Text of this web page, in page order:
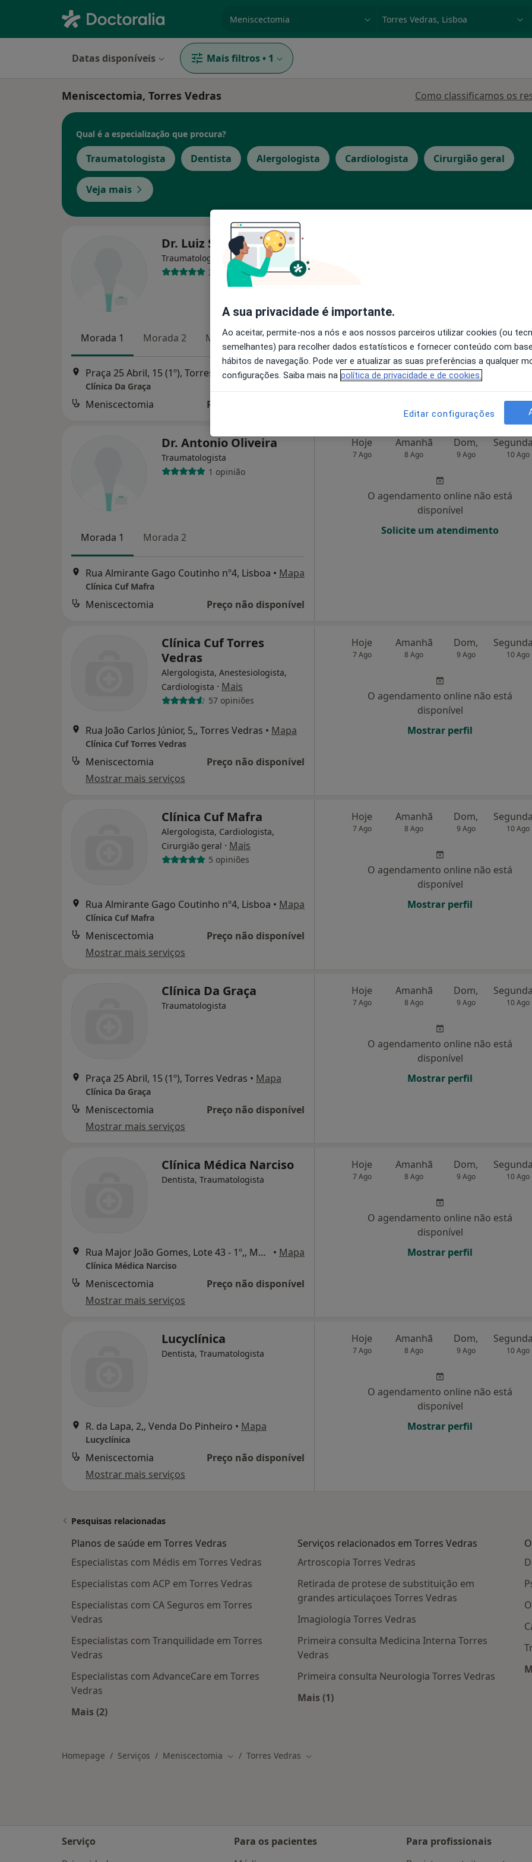
Datas disponíveis Mais filtros • 1
Meniscectomia, Torres Vedras Como classificamos os
Qual é a especialização que procura?
Traumatologista Dentista Alergologista Cardiologista Cirurgião geral
Veja mais
Dr. Luiz Santiago
Traumatologista
3 opiniões
Morada 1 Morada 2 Morada 3 Morada 4 Morada 5
Praça 25 Abril, 15 (1º), Torres Vedras•Mapa
Clínica Da Graça
Meniscectomia Preço não disponível
Solicite um atendimento
Dr. Antonio Oliveira
Traumatologista
1 opinião
Morada 1 Morada 2
Rua Almirante Gago Coutinho nº4, Lisboa • Mapa
Clínica Cuf Mafra
Meniscectomia Preço não disponível
Hoje
7 Ago
Amanhã
8 Ago
Dom,
9 Ago 10 Ago
O agendamento online não está
disponível
Solicite um atendimento
Clínica Cuf Torres
Vedras
Alergologista, Anestesiologista,
Cardiologista · Mais
57 opiniões
Rua João Carlos Júnior, 5,, Torres Vedras • Mapa
Clínica Cuf Torres Vedras
Meniscectomia
Preço não disponível
Mostrar mais serviços
Hoje
7 Ago
Amanhã
8 Ago
Dom,
9 Ago 10 Ago
O agendamento online não está
disponível
Mostrar perfil
Clínica Cuf Mafra
Alergologista, Cardiologista,
Cirurgião geral · Mais
5 opiniões
Rua Almirante Gago Coutinho nº4, Lisboa • Mapa
Clínica Cuf Mafra
Meniscectomia
Preço não disponível
Mostrar mais serviços
Hoje
7 Ago
Amanhã
8 Ago
Dom,
9 Ago 10 Ago
O agendamento online não está
disponível
Mostrar perfil
Clínica Da Graça
Traumatologista
Praça 25 Abril, 15 (1º), Torres Vedras • Mapa
Clínica Da Graça
Meniscectomia
Preço não disponível
Mostrar mais serviços
Hoje
7 Ago
Amanhã
8 Ago
Dom,
9 Ago 10 Ago
O agendamento online não está
disponível
Mostrar perfil
Clínica Médica Narciso
Dentista, Traumatologista
Rua Major João Gomes, Lote 43 - 1º,, Mafra • Mapa
Clínica Médica Narciso
Meniscectomia
Preço não disponível
Mostrar mais serviços
Hoje
7 Ago
Amanhã
8 Ago
Dom,
9 Ago 10 Ago
O agendamento online não está
disponível
Mostrar perfil
Lucyclínica
Dentista, Traumatologista
R. da Lapa, 2,, Venda Do Pinheiro • Mapa
Lucyclínica
Meniscectomia
Preço não disponível
Mostrar mais serviços
Hoje
7 Ago
Amanhã
8 Ago
Dom,
9 Ago 10 Ago
O agendamento online não está
disponível
Mostrar perfil
Pesquisas relacionadas
Planos de saúde em Torres Vedras
Especialistas com Médis em Torres Vedras
Especialistas com ACP em Torres Vedras
Especialistas com CA Seguros em Torres
Vedras
Especialistas com Tranquilidade em Torres
Vedras
Especialistas com AdvanceCare em Torres
Vedras
Mais (2)
Serviços relacionados em Torres Vedras
Artroscopia Torres Vedras
Retirada de protese de substituição em
grandes articulaçoes Torres Vedras
Imagiologia Torres Vedras
Primeira consulta Medicina Interna Torres
Vedras
Primeira consulta Neurologia Torres Vedras
Mais (1)
Homepage Serviços Meniscectomia Mudar de cidade
Torres Vedras Mudar de cidade
Serviço
Para os pacientes
Para profissionais
A sua privacidade é importante.
Ao aceitar, permite-nos a nós e aos nossos parceiros utilizar cookies (ou
semelhantes) para recolher dados estatísticos e fornecer conteúdo com
hábitos de navegação. Pode ver e atualizar as suas preferências a qualquer
configurações. Saiba mais na política de privacidade e de cookies.
Editar configurações